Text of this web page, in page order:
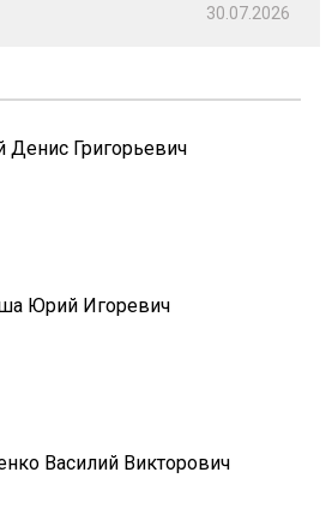
30.07.2026
Денис Григорьевич
Юрий Игоревич
Василий Викторович